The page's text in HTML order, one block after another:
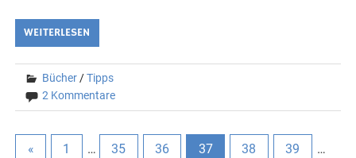
WEITERLESEN
Bücher /Tipps
2 Kommentare
« 1 … 35 36 37 38 39 …